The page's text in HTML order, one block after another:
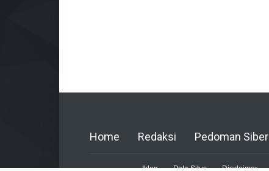
Home Redaksi Pedoman Siber
Iklan Peta Situs Disclaimer